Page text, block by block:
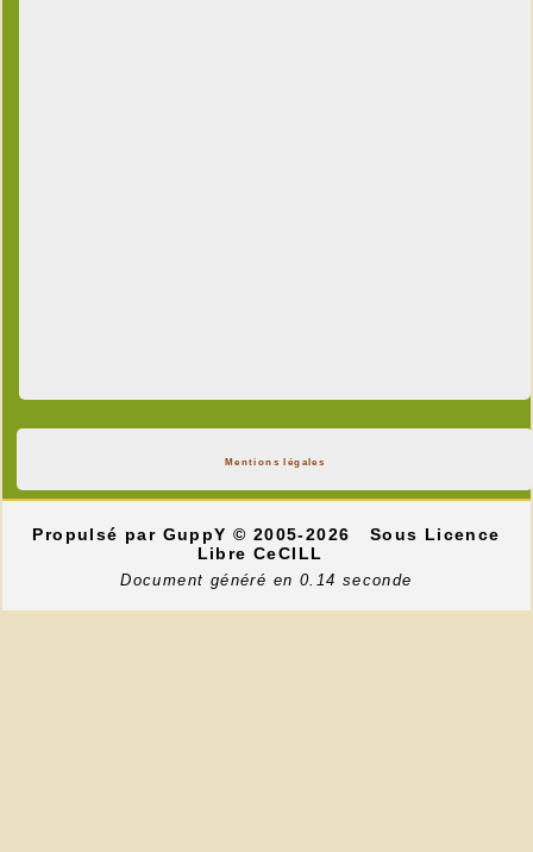
Mentions légales
Propulsé par GuppY© 2005-2026
Sous Licence
Libre CeCILL
Document généré en 0.14 seconde